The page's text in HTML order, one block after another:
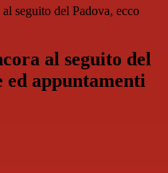
seguito del Padova, ecco
al seguito del
ed appuntamenti